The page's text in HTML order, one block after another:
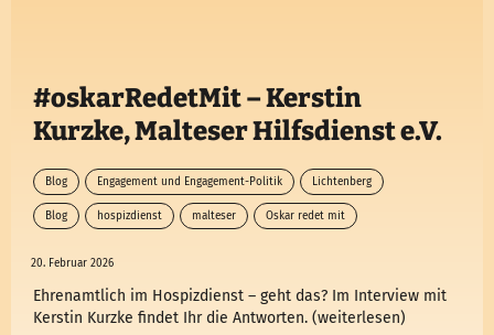
#oskarRedetMit – Kerstin
Kurzke, Malteser Hilfsdienst e.V.
Blog Engagement und Engagement-Politik Lichtenberg
Blog hospizdienst malteser Oskar redet mit
20. Februar 2026
Ehrenamtlich im Hospizdienst – geht das? Im Interview mit
Kerstin Kurzke findet Ihr die Antworten. (weiterlesen)